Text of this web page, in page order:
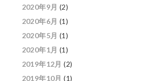
2020年9月 (2)
2020年6月 (1)
2020年5月 (1)
2020年1月 (1)
2019年12月 (2)
2019年10月 (1)